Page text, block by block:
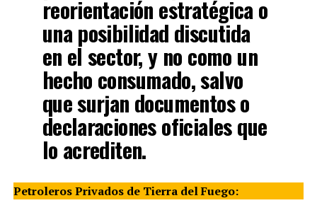
reorientación estratégica o
una posibilidad discutida
en el sector, y no como un
hecho consumado, salvo
que surjan documentos o
declaraciones oficiales que
lo acrediten.
Petroleros Privados de Tierra del Fuego: